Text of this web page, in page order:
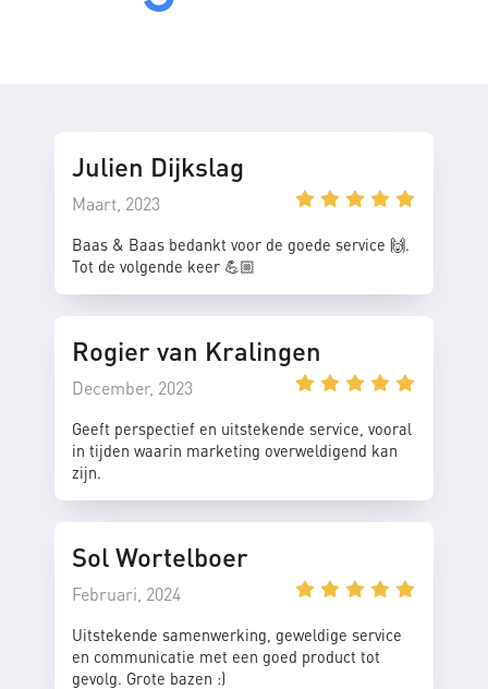
Julien Dijkslag
Maart, 2023
Baas & Baas bedankt voor de goede service 🙌.
Tot de volgende keer 💪🏼
Rogier van Kralingen
December, 2023
Geeft perspectief en uitstekende service, vooral
in tijden waarin marketing overweldigend kan
zijn.
Sol Wortelboer
Februari, 2024
Uitstekende samenwerking, geweldige service
en communicatie met een goed product tot
gevolg. Grote bazen :)